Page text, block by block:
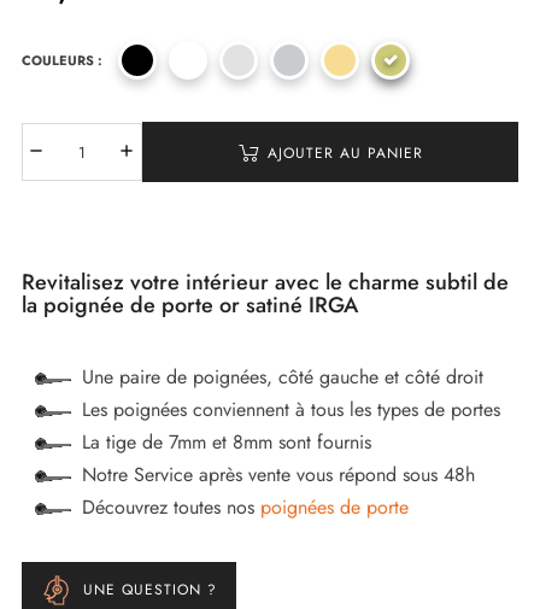
COULEURS :
AJOUTER AU PANIER
Revitalisez votre intérieur avec le charme subtil de
la poignée de porte or satiné IRGA
Une paire de poignées, côté gauche et côté droit
Les poignées conviennent à tous les types de portes
La tige de 7mm et 8mm sont fournis
Notre Service après vente vous répond sous 48h
Découvrez toutes nos poignées de porte
UNE QUESTION ?